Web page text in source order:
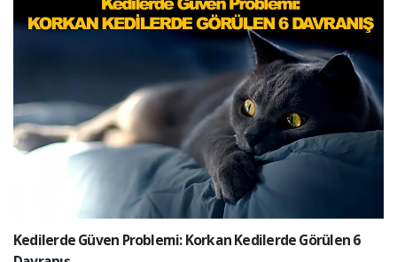
Kedilerde Güven Problemi: Korkan Kedilerde Görülen 6